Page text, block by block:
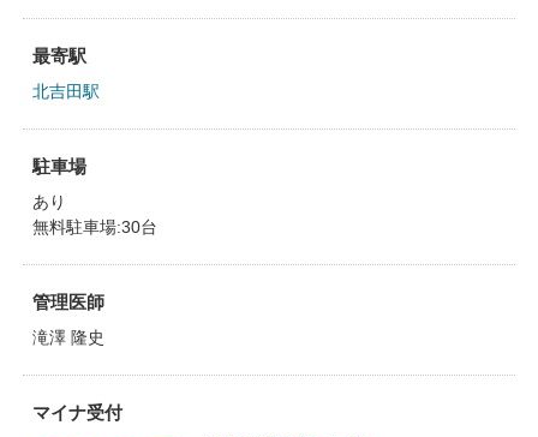
最寄駅
北吉田駅
駐車場
あり
無料駐車場:30台
管理医師
滝澤 隆史
マイナ受付